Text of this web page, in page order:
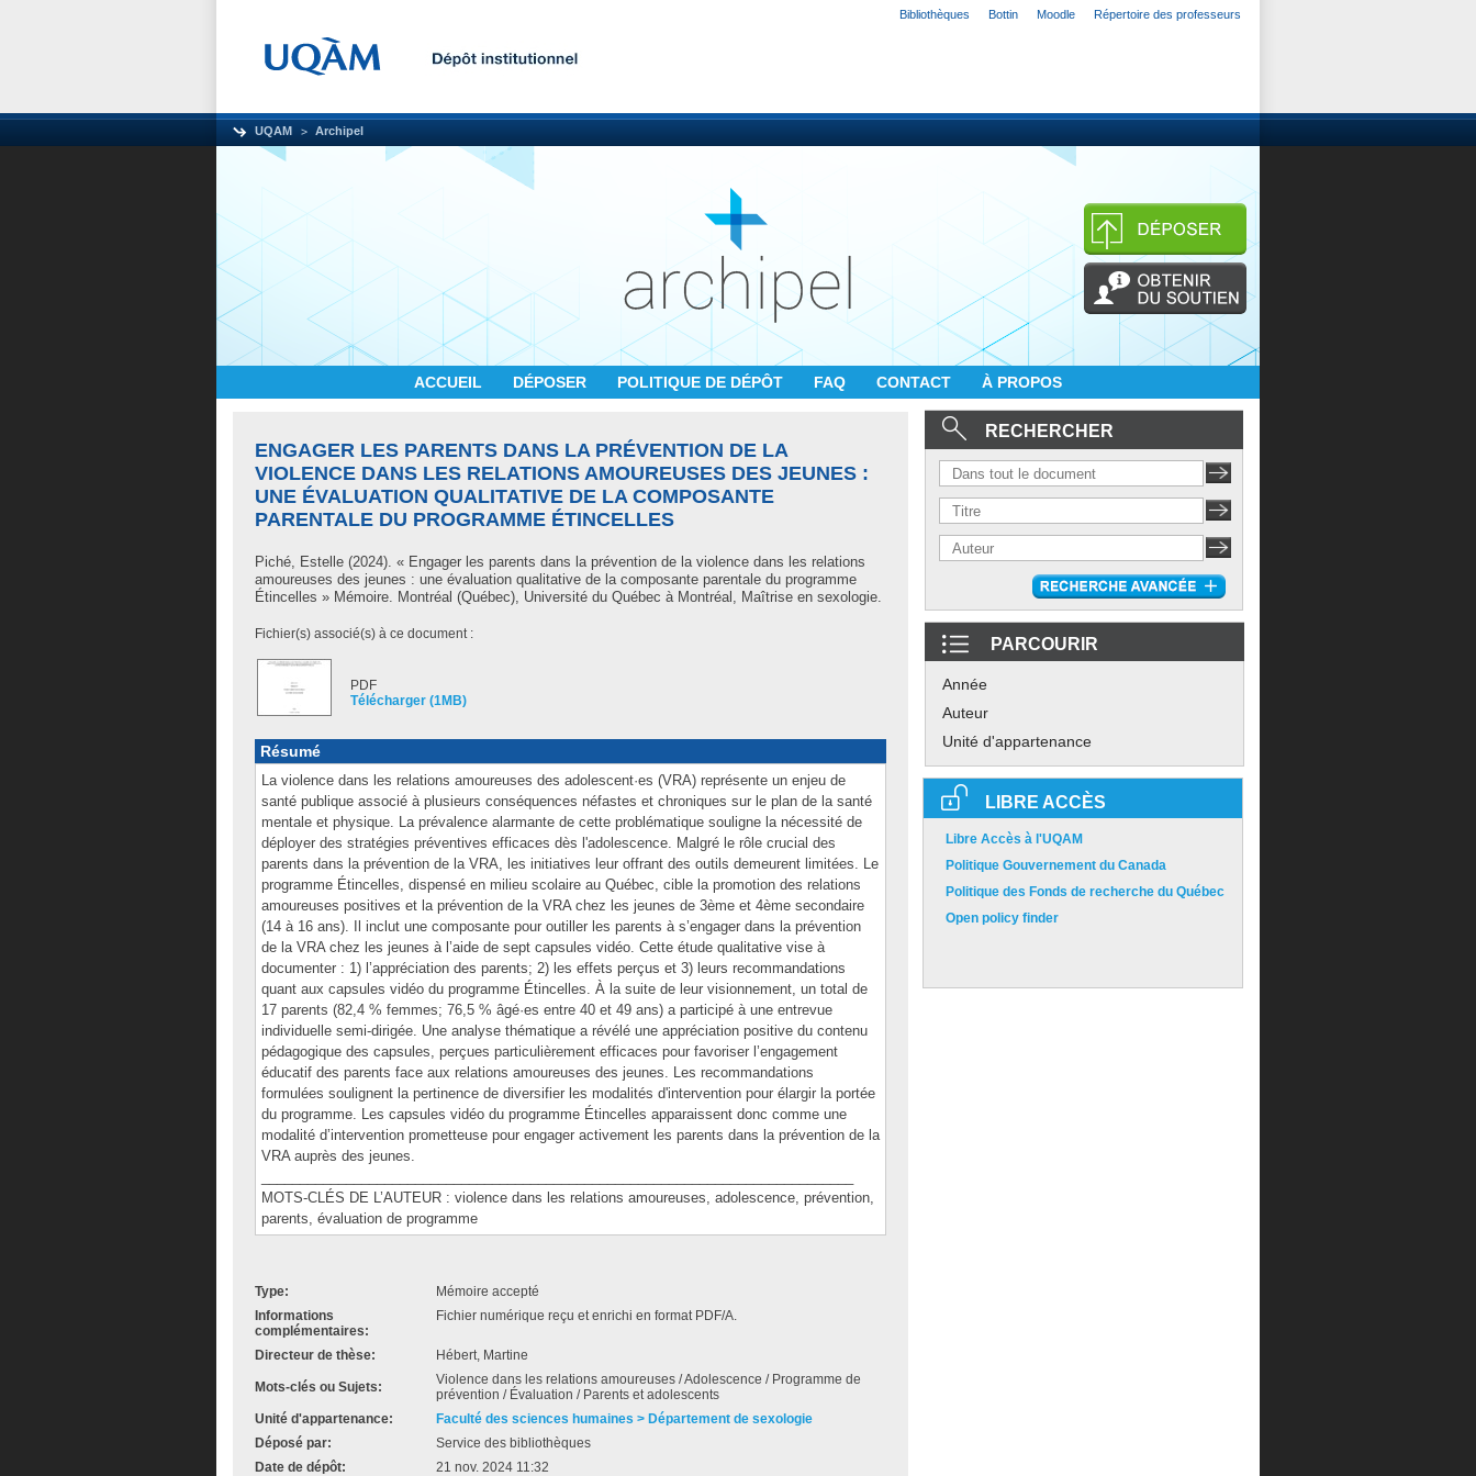
Bibliothèques Bottin Moodle Répertoire des professeurs
UQAM Archipel
ACCUEIL DÉPOSER POLITIQUE DE DÉPÔT FAQ CONTACT À PROPOS
ENGAGER LES PARENTS DANS LA PRÉVENTION DE LA
VIOLENCE DANS LES RELATIONS AMOUREUSES DES JEUNES :
UNE ÉVALUATION QUALITATIVE DE LA COMPOSANTE
PARENTALE DU PROGRAMME ÉTINCELLES
Piché, Estelle (2024). « Engager les parents dans la prévention de la violence dans les relations
amoureuses des jeunes : une évaluation qualitative de la composante parentale du programme
Étincelles » Mémoire. Montréal (Québec), Université du Québec à Montréal, Maîtrise en sexologie.
Fichier(s) associé(s) à ce document :
PDF
Télécharger (1MB)
Résumé
La violence dans les relations amoureuses des adolescent·es (VRA) représente un enjeu de
santé publique associé à plusieurs conséquences néfastes et chroniques sur le plan de la santé
mentale et physique. La prévalence alarmante de cette problématique souligne la nécessité de
déployer des stratégies préventives efficaces dès l'adolescence. Malgré le rôle crucial des
parents dans la prévention de la VRA, les initiatives leur offrant des outils demeurent limitées. Le
programme Étincelles, dispensé en milieu scolaire au Québec, cible la promotion des relations
amoureuses positives et la prévention de la VRA chez les jeunes de 3ème et 4ème secondaire
(14 à 16 ans). Il inclut une composante pour outiller les parents à s’engager dans la prévention
de la VRA chez les jeunes à l’aide de sept capsules vidéo. Cette étude qualitative vise à
documenter : 1) l’appréciation des parents; 2) les effets perçus et 3) leurs recommandations
quant aux capsules vidéo du programme Étincelles. À la suite de leur visionnement, un total de
17 parents (82,4 % femmes; 76,5 % âgé·es entre 40 et 49 ans) a participé à une entrevue
individuelle semi-dirigée. Une analyse thématique a révélé une appréciation positive du contenu
pédagogique des capsules, perçues particulièrement efficaces pour favoriser l’engagement
éducatif des parents face aux relations amoureuses des jeunes. Les recommandations
formulées soulignent la pertinence de diversifier les modalités d'intervention pour élargir la portée
du programme. Les capsules vidéo du programme Étincelles apparaissent donc comme une
modalité d’intervention prometteuse pour engager activement les parents dans la prévention de la
VRA auprès des jeunes.
MOTS-CLÉS DE L’AUTEUR : violence dans les relations amoureuses, adolescence, prévention,
parents, évaluation de programme
Type:
Mémoire accepté
Informations
complémentaires:
Fichier numérique reçu et enrichi en format PDF/A.
Directeur de thèse: Hébert, Martine
Mots-clés ou Sujets:
Violence dans les relations amoureuses / Adolescence / Programme de
prévention / Évaluation / Parents et adolescents
Unité d'appartenance:
Faculté des sciences humaines > Département de sexologie
Déposé par:
Service des bibliothèques
Date de dépôt:
21 nov. 2024 11:32
RECHERCHER
PARCOURIR
Année
Auteur
Unité d'appartenance
LIBRE ACCÈS
Libre Accès à l'UQAM
Politique Gouvernement du Canada
Politique des Fonds de recherche du Québec
Open policy finder